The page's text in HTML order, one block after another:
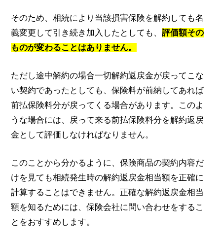
そのため、相続により当該損害保険を解約しても名
義変更して引き続き加入したとしても、 評価額その
ものが変わることはありません。
ただし途中解約の場合一切解約返戻金が戻ってこな
い契約であったとしても、保険料が前納してあれば
前払保険料分が戻ってくる場合があります。このよ
うな場合には、戻って来る前払保険料分を解約返戻
金として評価しなければなりません。
このことから分かるように、保険商品の契約内容だ
けを見ても相続発生時の解約返戻金相当額を正確に
計算することはできません。正確な解約返戻金相当
額を知るためには、保険会社に問い合わせをするこ
とをおすすめします。